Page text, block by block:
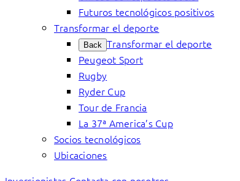
Futuros tecnológicos positivos
Transformar el deporte
Back Transformar el deporte
Peugeot Sport
Rugby
Ryder Cup
Tour de Francia
La 37ª America’s Cup
Socios tecnológicos
Ubicaciones